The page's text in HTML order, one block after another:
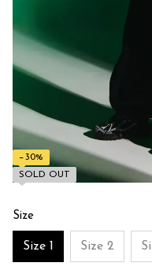
−30%
SOLD OUT
Size
Size 1 Size 2